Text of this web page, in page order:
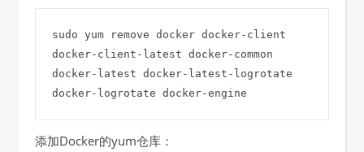
sudo yum remove docker docker-client
docker-client-latest docker-common
docker-latest docker-latest-logrotate
添加Docker的yum仓库：